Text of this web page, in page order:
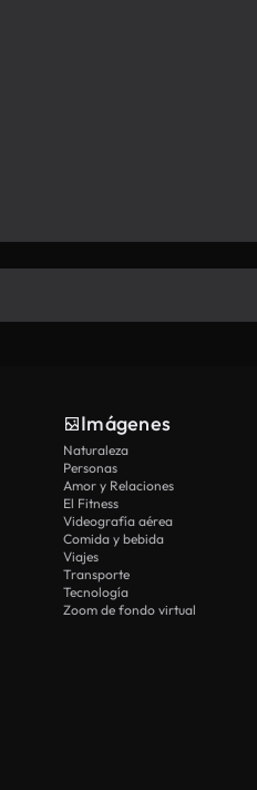
Imágenes
Naturaleza
Personas
Amor y Relaciones
El Fitness
Videografía aérea
Comida y bebida
Viajes
Transporte
Tecnología
Zoom de fondo virtual